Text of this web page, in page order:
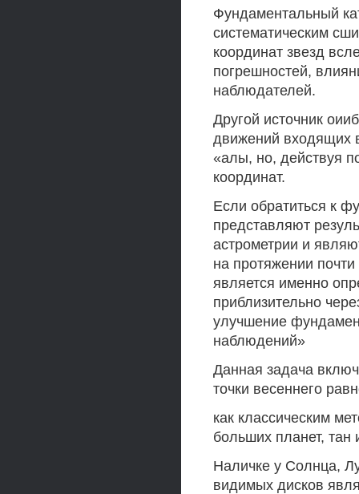
Фундаментальный
систематическим
координат звезд
погрешностей,
наблюдателей.
Другой источник
движений входящих
«алы, но, действуя
координат.
Если обратиться к
представляют
астрометрии и
на протяжении
является именно
приблизительно
улучшение
наблюдений»
Данная задача
точки весеннего
как классическим
больших планет,
Наличке у Солнца,
видимых дисков